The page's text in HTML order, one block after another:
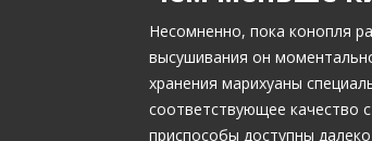
Несомненно, пока конопля
высушивания он
хранения марихуаны
соответствующее качество
приспособы доступны